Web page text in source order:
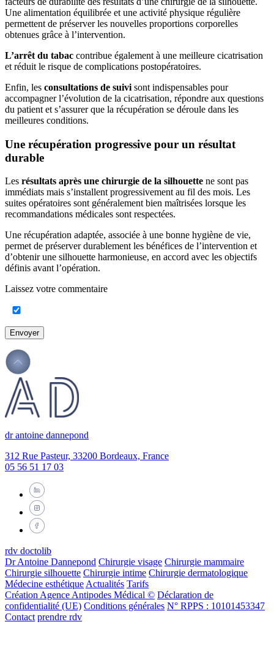
Une alimentation équilibrée et une activité physique régulière
permettent de préserver les nouvelles proportions corporelles
obtenues grâce à l’intervention.
L’arrêt du tabac contribue également à une meilleure cicatrisation
et réduit le risque de complications postopératoires.
Enfin, les consultations de suivi sont indispensables pour
accompagner l’évolution de la cicatrisation, répondre aux questions
du patient et s’assurer que la récupération se déroule dans les
meilleures conditions.
Une récupération progressive pour un résultat
durable
Les résultats après une chirurgie de la silhouette ne sont pas
immédiats mais s’installent progressivement au fil des mois. Les
suites opératoires sont généralement bien maîtrisées lorsque les
recommandations médicales sont respectées.
Une récupération adaptée, associée à une bonne hygiène de vie,
permet de préserver durablement les bénéfices de l’intervention et
d’obtenir une silhouette harmonieuse, en accord avec les objectifs
définis avant l’opération.
Laissez votre commentaire
Envoyer
dr antoine dannepond
312 Rue Pasteur, 33200 Bordeaux, France
05 56 51 17 03
rdv doctolib
Dr Antoine Dannepond Chirurgie visage Chirurgie mammaire
Chirurgie silhouette Chirurgie intime Chirurgie dermatologique
Médecine esthétique Actualités Tarifs
Création Agence Antipodes Médical © Déclaration de
confidentialité (UE) Conditions générales N° RPPS : 10101453347
Contact prendre rdv